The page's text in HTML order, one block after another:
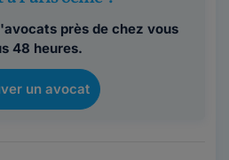
près de chez vous
48 heures.
un avocat